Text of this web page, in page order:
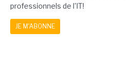
professionnels de l'IT!
JE M'ABONNE